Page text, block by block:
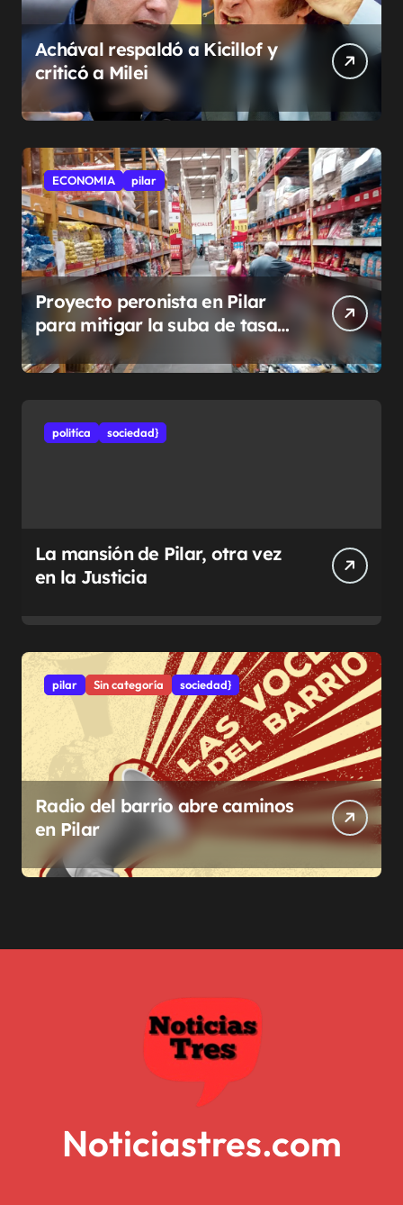
Achával respaldó a Kicillof y
criticó a Milei
ECONOMIA pilar
Proyecto peronista en Pilar
para mitigar la suba de tasas
municipales
politíca sociedad}
La mansión de Pilar, otra vez
en la Justicia
pilar Sin categoría sociedad}
Radio del barrio abre caminos
en Pilar
Noticiastres.com